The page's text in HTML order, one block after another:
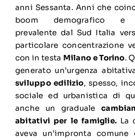
anni Sessanta. Anni che
boom demografico e
prevalente dal Sud Italia
particolare concentrazione
con in testa Milano e Torino.
generato un’urgenza
sviluppo edilizio, spesso,
sociale ed urbanistica di
anche un graduale
abitativi per le famiglie. La
aveva un’impronta comune